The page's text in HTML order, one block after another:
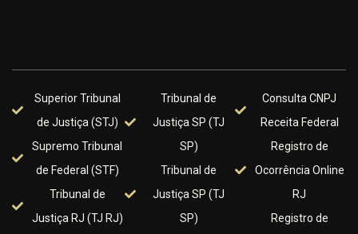
Superior Tribunal
de Justiça (STJ)
Supremo Tribunal
de Federal (STF)
Tribunal de
Justiça RJ (TJ RJ)
Tribunal de
Justiça SP (TJ
SP)
Tribunal de
Justiça SP (TJ
SP)
Consulta CNPJ
Receita Federal
Registro de
Ocorrência Online
RJ
Registro de